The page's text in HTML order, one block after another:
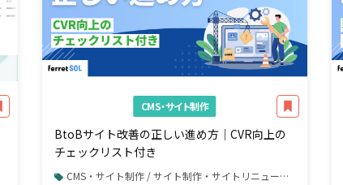
CMS・サイト制作
BtoBサイト改善の正しい進め方｜CVR向上の
チェックリスト付き
CMS・サイト制作 / サイト制作・サイトリニューアル